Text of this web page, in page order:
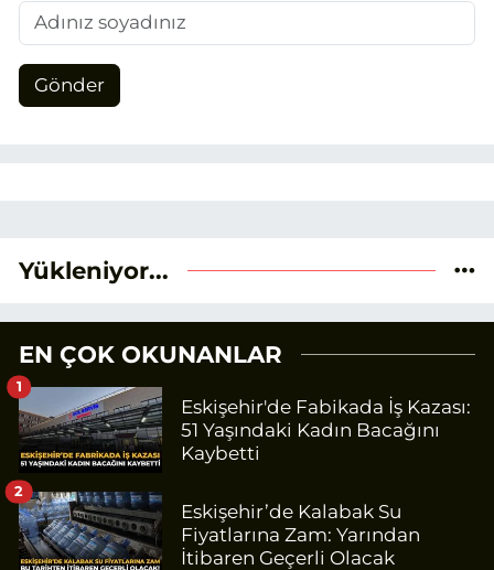
Gönder
Yükleniyor...
EN ÇOK OKUNANLAR
Eskişehir'de Fabikada İş Kazası:
51 Yaşındaki Kadın Bacağını
Kaybetti
1
Eskişehir’de Kalabak Su
Fiyatlarına Zam: Yarından
İtibaren Geçerli Olacak
2